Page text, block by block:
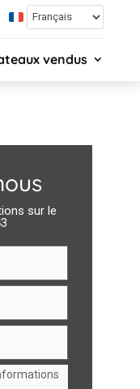
vendus
sur le